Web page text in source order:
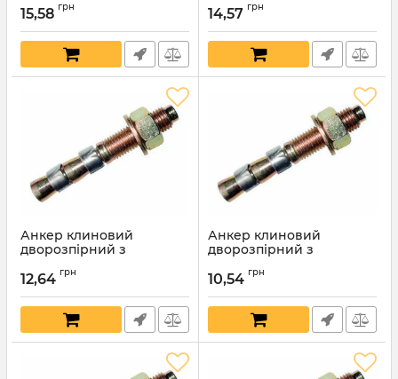
шайбою 10х150мм
Артикул: 6185
15,58 грн
шайбою 10х140мм
Артикул: 6184
14,57 грн
Анкер клиновий
дворозпірний з
шайбою 10х120мм
Артикул: 6183
12,64 грн
Анкер клиновий
дворозпірний з
шайбою 10х100мм
Артикул: 6182
10,54 грн